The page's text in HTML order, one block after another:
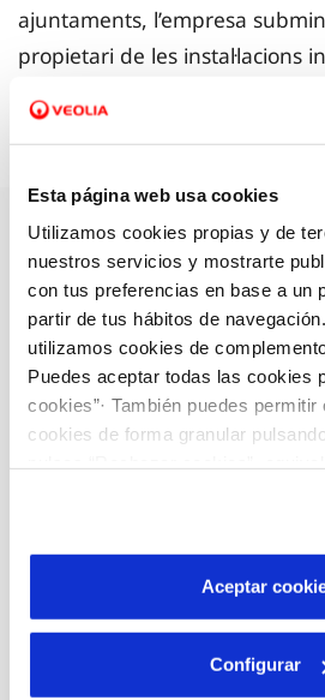
Esta página web usa cookies
Utilizamos cookies propias y de
nuestros servicios y mostrarte
con tus preferencias en base a un
partir de tus hábitos de
utilizamos cookies de
Puedes aceptar todas las cookies
cookies”· También puedes
cookies de forma granular
son indispensables para que el
por tanto no se pueden
más información en nuestra
Aceptar
Configurar
ajuntaments, l’empresa
propietari de les instal·lacions
Tipus
Per assegurar la qualitat de
terme els tipus
Anàlisi de control a la
organolèptics i microbiològics de